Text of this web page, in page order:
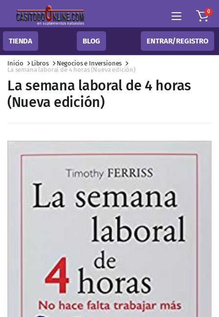
0
TIENDA BLOG ENTRAR/REGISTRO
Inicio Libros
Negocios e Inversiones
La semana laboral de 4 horas (Nueva edición)
La semana laboral de 4 horas
(Nueva edición)